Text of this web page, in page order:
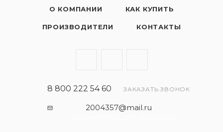
О КОМПАНИИ КАК КУПИТЬ
ПРОИЗВОДИТЕЛИ КОНТАКТЫ
8 800 222 54 60 ЗАКАЗАТЬ ЗВОНОК
2004357@mail.ru